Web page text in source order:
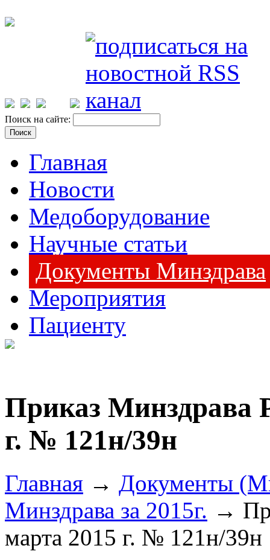
Поиск на сайте:
Главная
Новости
Медоборудование
Научные статьи
Документы Минздрава
Мероприятия
Пациенту
Приказ Минздрава
г. № 121н/39н
Главная → Документы
Минздрава за 2015г. →
марта 2015 г. № 121н/39н